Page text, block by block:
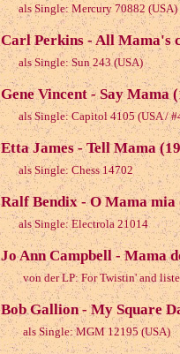
als Single: Mercury 70882 (USA)
Carl Perkins - All Mama's
als Single: Sun 243 (USA)
Gene Vincent - Say Mama
als Single: Capitol 4105 (USA /
Etta James - Tell Mama
als Single: Chess 14702
Ralf Bendix - O Mama mia
als Single: Electrola 21014
Jo Ann Campbell - Mama
von der LP: For Twistin' and
Bob Gallion - My Square
als Single: MGM 12195 (USA)